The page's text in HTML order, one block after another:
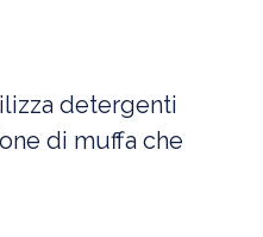
detergenti
di muffa che